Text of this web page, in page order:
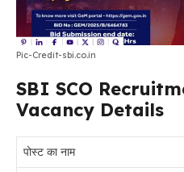
Pic-Credit-sbi.co.in
SBI SCO
Vacancy Details
पोस्ट का नाम